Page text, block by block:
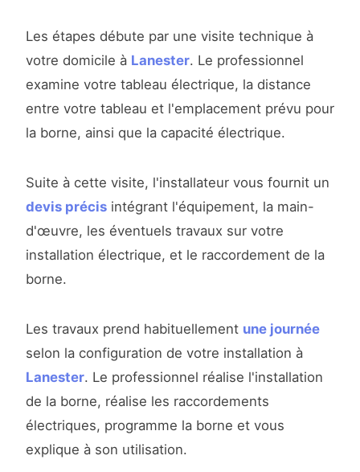
Les étapes débute par une visite technique à
votre domicile à Lanester. Le professionnel
examine votre tableau électrique, la distance
entre votre tableau et l'emplacement prévu pour
la borne, ainsi que la capacité électrique.
Suite à cette visite, l'installateur vous fournit un
devis précis intégrant l'équipement, la main-
d'œuvre, les éventuels travaux sur votre
installation électrique, et le raccordement de la
borne.
Les travaux prend habituellement une journée
selon la configuration de votre installation à
Lanester. Le professionnel réalise l'installation
de la borne, réalise les raccordements
électriques, programme la borne et vous
explique à son utilisation.